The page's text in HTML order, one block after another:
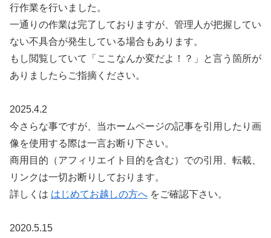
行作業を行いました。
一通りの作業は完了しておりますが、管理人が把握してい
ない不具合が発生している場合もあります。
もし閲覧していて「ここなんか変だよ！？」と言う箇所が
ありましたらご指摘ください。
2025.4.2
今さらな事ですが、当ホームページの記事を引用したり画
像を使用する際は一言お断り下さい。
商用目的（アフィリエイト目的を含む）での引用、転載、
リンクは一切お断りしております。
詳しくは はじめてお越しの方へ をご確認下さい。
2020.5.15